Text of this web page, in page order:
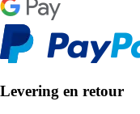
Levering en retour